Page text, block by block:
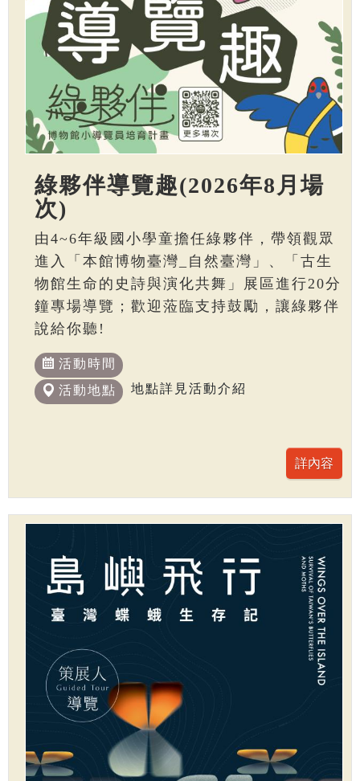
綠夥伴導覽趣(2026年8月場
次)
由4~6年級國小學童擔任綠夥伴，帶領觀眾
進入「本館博物臺灣_自然臺灣」、「古生
物館生命的史詩與演化共舞」展區進行20分
鐘專場導覽；歡迎蒞臨支持鼓勵，讓綠夥伴
說給你聽!
活動時間
活動地點
地點詳見活動介紹